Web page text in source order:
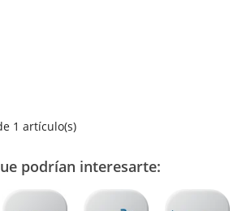
1 artículo(s)
podrían interesarte: